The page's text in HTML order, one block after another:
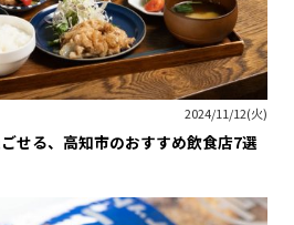
2024/11/12(火)
せる、高知市のおすすめ飲食店7選